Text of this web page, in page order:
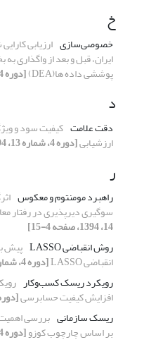
خ
خصوصی‌سازی ارزیابی
ایران، قبل و بعد از واگذاری
پوششی داده ها(DEA) [دوره 4، شماره 15، 1394، صفحه 72-85]
د
دقت علامت کیفیت سود و
ارزشیابی[دوره 4، شماره 13، 1394، صفحه 4-19]
ر
راهبرد مومنتوم و معکوس
سوگیری‌ دیرپذیری در رفتار
14، 1394، صفحه 4-15]
روش انقباضی LASSO
پیش
انقباضی LASSO
[دوره 4، شماره 13، 1394، صفحه 40-53]
رویکرد ریسک کسب‌وکار
افزایش کیفیت حسابرسی[دوره 4، شماره 16، 1394،
ریسک سازمانی بررسی
بر اساس چارچوب کوزو[دوره 4، شماره 15، 1394، صفحه 58-71]